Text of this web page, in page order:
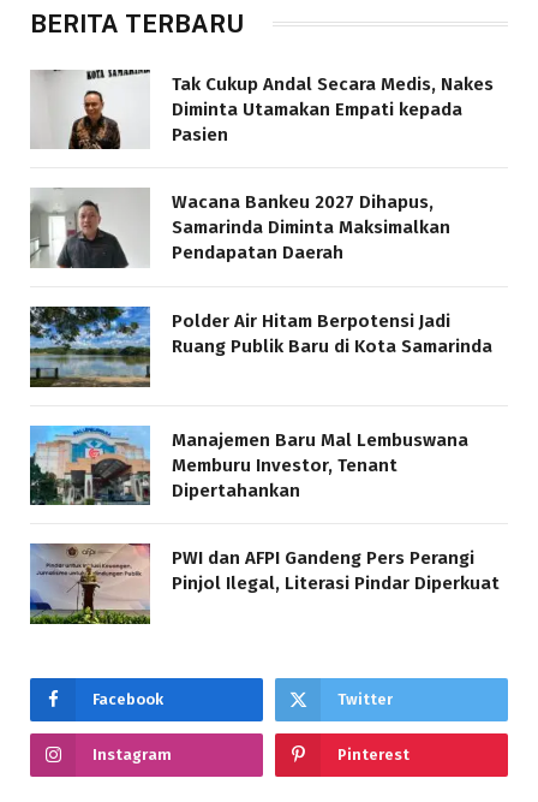
BERITA TERBARU
Tak Cukup Andal Secara Medis, Nakes
Diminta Utamakan Empati kepada
Pasien
Wacana Bankeu 2027 Dihapus,
Samarinda Diminta Maksimalkan
Pendapatan Daerah
Polder Air Hitam Berpotensi Jadi
Ruang Publik Baru di Kota Samarinda
Manajemen Baru Mal Lembuswana
Memburu Investor, Tenant
Dipertahankan
PWI dan AFPI Gandeng Pers Perangi
Pinjol Ilegal, Literasi Pindar Diperkuat
Facebook Twitter
Instagram Pinterest